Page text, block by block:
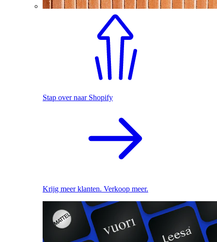
Stap over naar Shopify
Krijg meer klanten. Verkoop meer.